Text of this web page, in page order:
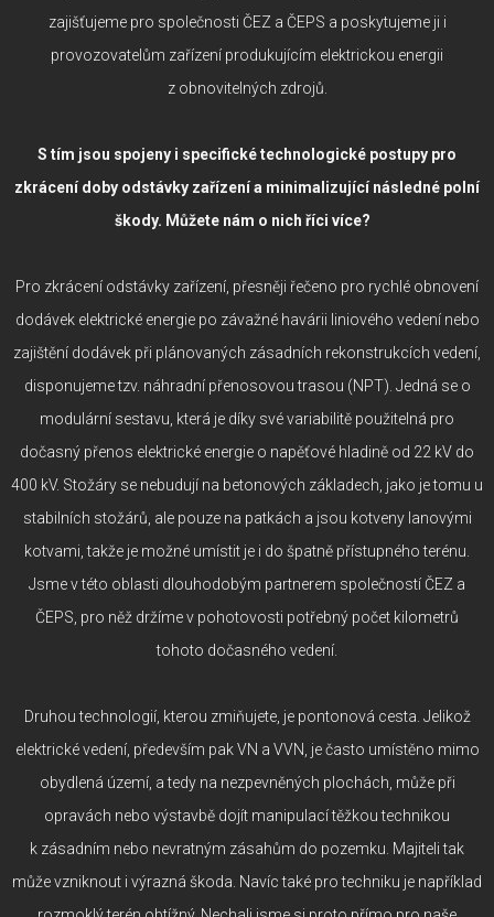
zajišťujeme pro společnosti ČEZ a ČEPS a poskytujeme ji i
provozovatelům zařízení produkujícím elektrickou energii
z obnovitelných zdrojů.
S tím jsou spojeny i specifické technologické postupy pro
zkrácení doby odstávky zařízení a minimalizující následné polní
škody. Můžete nám o nich říci více?
Pro zkrácení odstávky zařízení, přesněji řečeno pro rychlé obnovení
dodávek elektrické energie po závažné havárii liniového vedení nebo
zajištění dodávek při plánovaných zásadních rekonstrukcích vedení,
disponujeme tzv. náhradní přenosovou trasou (NPT). Jedná se o
modulární sestavu, která je díky své variabilitě použitelná pro
dočasný přenos elektrické energie o napěťové hladině od 22 kV do
400 kV. Stožáry se nebudují na betonových základech, jako je tomu u
stabilních stožárů, ale pouze na patkách a jsou kotveny lanovými
kotvami, takže je možné umístit je i do špatně přístupného terénu.
Jsme v této oblasti dlouhodobým partnerem společností ČEZ a
ČEPS, pro něž držíme v pohotovosti potřebný počet kilometrů
tohoto dočasného vedení.
Druhou technologií, kterou zmiňujete, je pontonová cesta. Jelikož
elektrické vedení, především pak VN a VVN, je často umístěno mimo
obydlená území, a tedy na nezpevněných plochách, může při
opravách nebo výstavbě dojít manipulací těžkou technikou
k zásadním nebo nevratným zásahům do pozemku. Majiteli tak
může vzniknout i výrazná škoda. Navíc také pro techniku je například